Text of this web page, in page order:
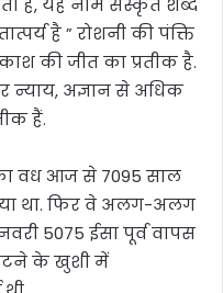
है, यह नाम संस्कृत शब्द
है ” रोशनी की पंक्ति
की जीत का प्रतीक है.
न्याय, अज्ञान से अधिक
हैं.
का वध आज से 7095 साल
था. फिर वे अलग-अलग
5075 ईसा पूर्व वापस
के खुशी में